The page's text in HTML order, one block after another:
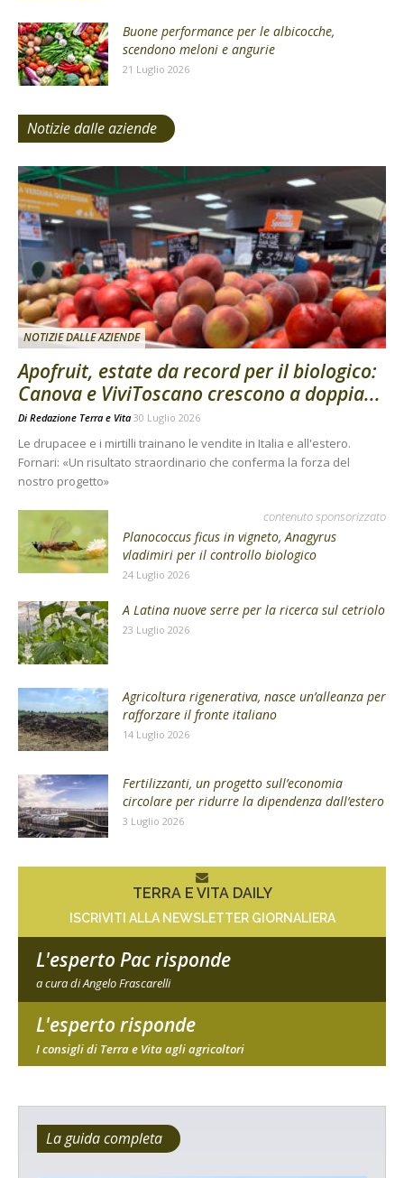
Buone performance per le albicocche,
scendono meloni e angurie
21 Luglio 2026
Notizie dalle aziende
NOTIZIE DALLE AZIENDE
Apofruit, estate da record per il biologico:
Canova e ViviToscano crescono a doppia...
Di Redazione Terra e Vita 30 Luglio 2026
Le drupacee e i mirtilli trainano le vendite in Italia e all'estero.
Fornari: «Un risultato straordinario che conferma la forza del
nostro progetto»
contenuto sponsorizzato
Planococcus ficus in vigneto, Anagyrus
vladimiri per il controllo biologico
24 Luglio 2026
A Latina nuove serre per la ricerca sul cetriolo
23 Luglio 2026
Agricoltura rigenerativa, nasce un’alleanza per
rafforzare il fronte italiano
14 Luglio 2026
Fertilizzanti, un progetto sull’economia
circolare per ridurre la dipendenza dall’estero
3 Luglio 2026
TERRA E VITA DAILY
ISCRIVITI ALLA NEWSLETTER GIORNALIERA
L'esperto Pac risponde
a cura di Angelo Frascarelli
L'esperto risponde
I consigli di Terra e Vita agli agricoltori
La guida completa